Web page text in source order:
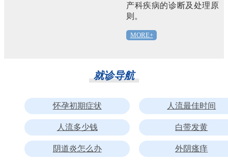
产科疾病的诊断及处理原
则。
MORE+
就诊导航
怀孕初期症状 人流最佳时间
人流多少钱 白带发黄
阴道炎怎么办 外阴瘙痒